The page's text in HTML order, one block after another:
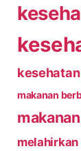
makanan
melahirkan